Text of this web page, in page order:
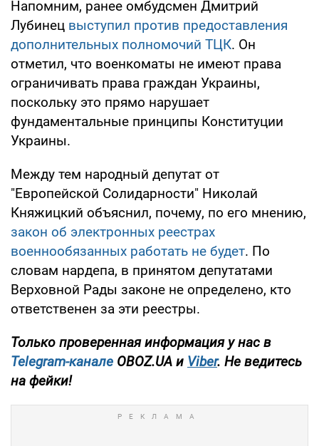
Напомним, ранее омбудсмен Дмитрий
Лубинец выступил против предоставления
дополнительных полномочий ТЦК. Он
отметил, что военкоматы не имеют права
ограничивать права граждан Украины,
поскольку это прямо нарушает
фундаментальные принципы Конституции
Украины.
Между тем народный депутат от
"Европейской Солидарности" Николай
Княжицкий объяснил, почему, по его мнению,
закон об электронных реестрах
военнообязанных работать не будет. По
словам нардепа, в принятом депутатами
Верховной Рады законе не определено, кто
ответственен за эти реестры.
Только проверенная информация у нас в
Telegram-канале OBOZ.UA и Viber. Не ведитесь
на фейки!